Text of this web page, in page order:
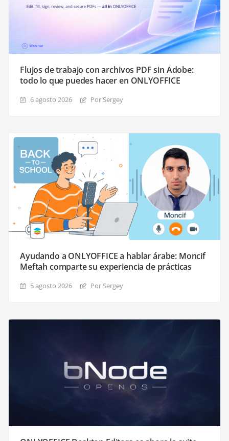
Flujos de trabajo con archivos PDF sin Adobe:
todo lo que puedes hacer en ONLYOFFICE
6 agosto 2026 Por Sergey
Ayudando a ONLYOFFICE a hablar árabe: Moncif
Meftah comparte su experiencia de prácticas
5 agosto 2026 Por Sergey